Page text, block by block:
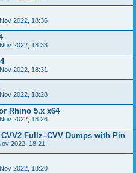
2022, 18:36
2022, 18:33
2022, 18:31
2022, 18:28
Rhino 5.x x64
2022, 18:26
Fullz–CVV Dumps with Pin
2022, 18:21
2022, 18:20